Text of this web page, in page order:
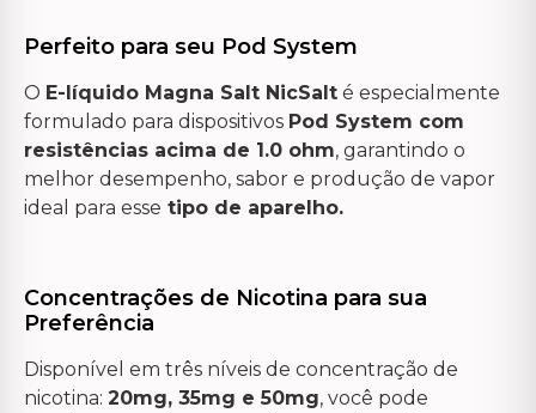
Perfeito para seu Pod System
O E-líquido Magna Salt NicSalt é especialmente
formulado para dispositivos Pod System com
resistências acima de 1.0 ohm, garantindo o
melhor desempenho, sabor e produção de vapor
ideal para esse tipo de aparelho.
Concentrações de Nicotina para sua
Preferência
Disponível em três níveis de concentração de
nicotina: 20mg, 35mg e 50mg, você pode